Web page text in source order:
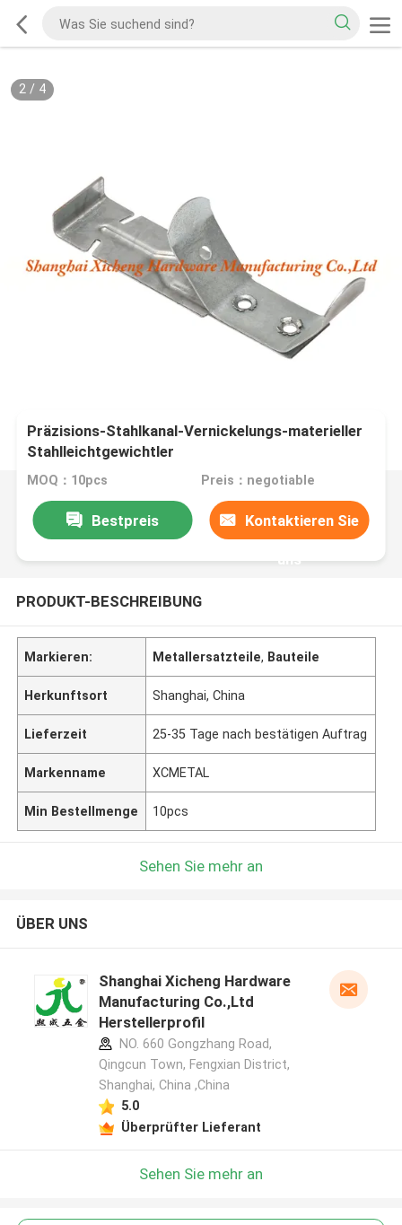
2/ 4
Präzisions-Stahlkanal-Vernickelungs-materieller
Stahlleichtgewichtler
MOQ：10pcs Preis：negotiable
Bestpreis Kontaktieren Sie
uns
PRODUKT-BESCHREIBUNG
Markieren: Metallersatzteile, Bauteile
Herkunftsort Shanghai, China
Lieferzeit 25-35 Tage nach bestätigen Auftrag
Markenname XCMETAL
Min Bestellmenge 10pcs
Sehen Sie mehr an
ÜBER UNS
Shanghai Xicheng Hardware
Manufacturing Co.,Ltd
Herstellerprofil
NO. 660 Gongzhang Road,
Qingcun Town, Fengxian District,
Shanghai, China ,China
5.0
Überprüfter Lieferant
Sehen Sie mehr an